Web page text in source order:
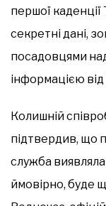
першої
секретні дані,
посадовцями
інформацією
Колишній
підтвердив, що
служба виявляла
ймовірно, буде